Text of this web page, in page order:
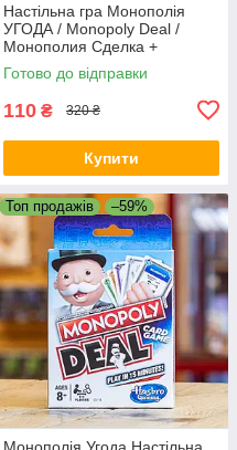
Настільна гра Монополія
УГОДА / Monopoly Deal /
Монополия Сделка +
ПРАВИЛА УКРАЇНСЬКОЮ
Готово до відправки
110 ₴ 320 ₴
Купити
Топ продажів –59%